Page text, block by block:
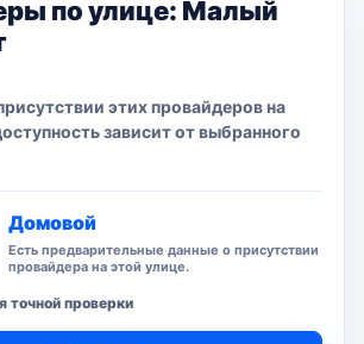
по улице: Малый
этих провайдеров на
зависит от выбранного
Домовой
Есть предварительные данные о присутствии
провайдера на этой улице.
точной проверки